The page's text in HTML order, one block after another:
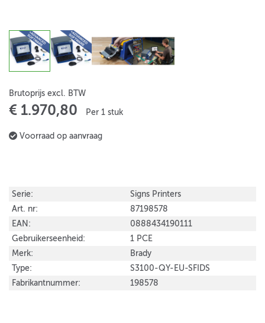
Serie:
Signs Printers
Art. nr:
87198578
EAN:
0888434190111
Gebruikerseenheid:
1 PCE
Merk:
Brady
Type:
S3100-QY-EU-SFIDS
Fabrikantnummer:
198578
Brutoprijs excl. BTW
€ 1.970,80 Per 1 stuk
Voorraad op aanvraag